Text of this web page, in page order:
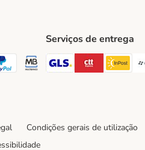
Method
Method
Payment Method
Payment Method
Multibanco Payment Method
Serviços de entrega
GLS Shipping
Condições gerais de utilização